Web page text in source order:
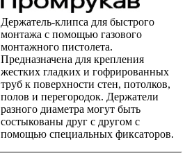
Держатель-клипса для быстрого
монтажа с помощью газового
монтажного пистолета.
Предназначена для крепления
жестких гладких и гофрированных
труб к поверхности стен, потолков,
полов и перегородок. Держатели
разного диаметра могут быть
состыкованы друг с другом с
помощью специальных фиксаторов.